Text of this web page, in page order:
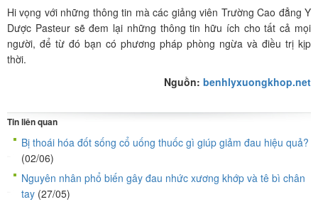
Hi vọng với những thông tin mà các giảng viên Trường Cao đẳng Y
Dược Pasteur sẽ đem lại những thông tin hữu ích cho tất cả mọi
người, để từ đó bạn có phương pháp phòng ngừa và điều trị kịp
thời.
Nguồn: benhlyxuongkhop.net
Tin liên quan
Bị thoái hóa đốt sống cổ uống thuốc gì giúp giảm đau hiệu quả?
(02/06)
Nguyên nhân phổ biến gây đau nhức xương khớp và tê bì chân
tay (27/05)